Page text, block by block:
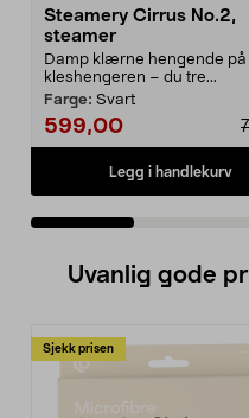
Steamery Cirrus No.2,
steamer
Damp klærne hengende på
kleshengeren – du tre...
Farge: Svart
599,00
Legg i handlekurv
Uvanlig gode
Sjekk prisen